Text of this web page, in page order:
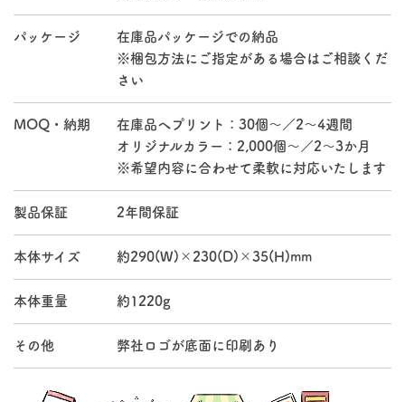
パッケージ
在庫品パッケージでの納品
※梱包方法にご指定がある場合はご相談くだ
さい
MOQ・納期
在庫品へプリント：30個～／2～4週間
オリジナルカラー：2,000個～／2～3か月
※希望内容に合わせて柔軟に対応いたします
製品保証 2年間保証
本体サイズ 約290(W)×230(D)×35(H)mm
本体重量 約1220g
その他 弊社ロゴが底面に印刷あり